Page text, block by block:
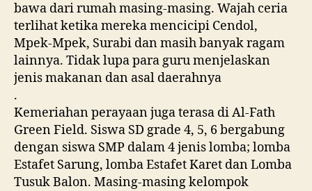
bawa dari rumah masing-masing. Wajah ceria
terlihat ketika mereka mencicipi Cendol,
Mpek-Mpek, Surabi dan masih banyak ragam
lainnya. Tidak lupa para guru menjelaskan
jenis makanan dan asal daerahnya
.
Kemeriahan perayaan juga terasa di Al-Fath
Green Field. Siswa SD grade 4, 5, 6 bergabung
dengan siswa SMP dalam 4 jenis lomba; lomba
Estafet Sarung, lomba Estafet Karet dan Lomba
Tusuk Balon. Masing-masing kelompok